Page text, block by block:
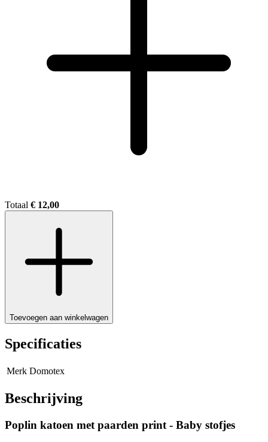
Totaal € 12,00
Toevoegen aan winkelwagen
Specificaties
Merk Domotex
Beschrijving
Poplin katoen met paarden print - Baby stofjes